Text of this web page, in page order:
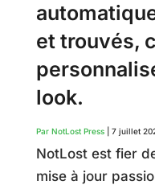
et trouvés,
look.
Par NotLost Press| 7 juillet
NotLost est fier
mise à jour